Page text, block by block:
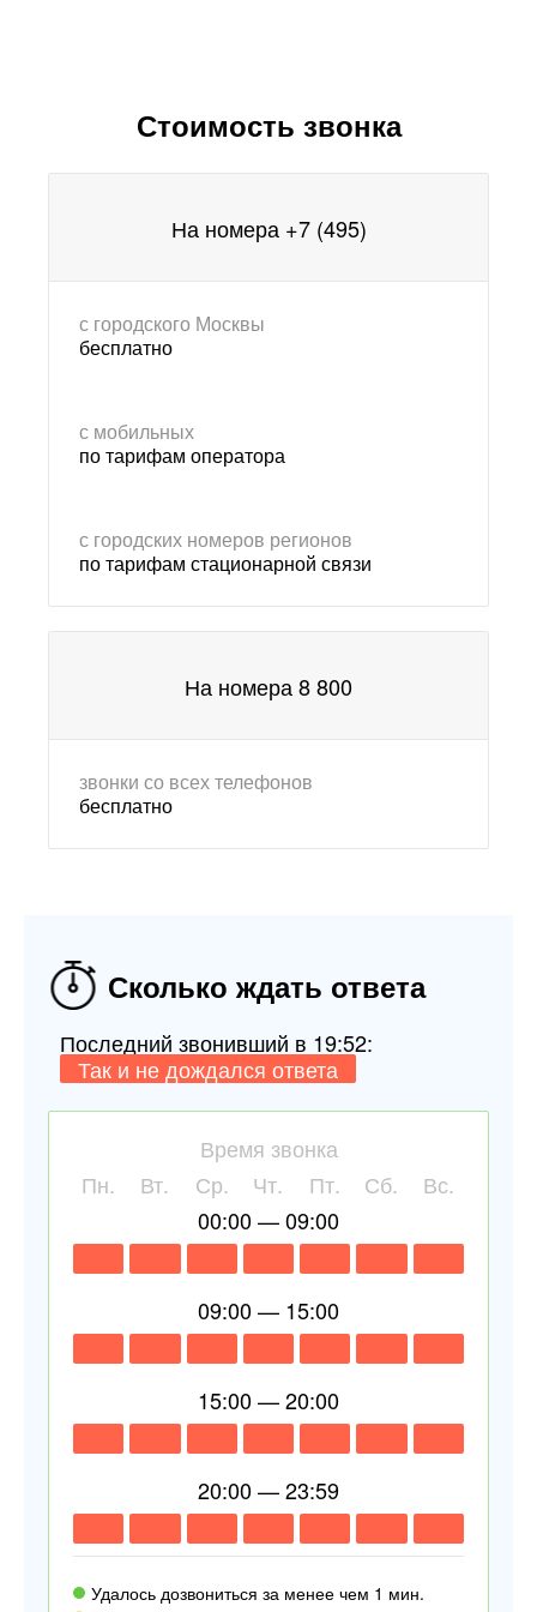
Стоимость звонка
На номера +7 (495)
с городского Москвы
бесплатно
с мобильных
по тарифам оператора
с городских номеров регионов
по тарифам стационарной связи
На номера 8 800
звонки со всех телефонов
бесплатно
Сколько ждать ответа
Последний звонивший в 19:52:
Так и не дождался ответа
Время звонка
Пн.
Вт. Ср. Чт. Пт. Сб.
Вс.
00:00 — 09:00
09:00 — 15:00
15:00 — 20:00
20:00 — 23:59
Удалось дозвониться за менее чем 1 мин.